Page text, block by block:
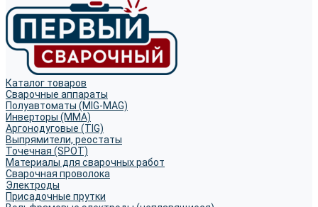
Каталог товаров
Сварочные аппараты
Полуавтоматы (MIG-MAG)
Инверторы (MMA)
Аргонодуговые (TIG)
Выпрямители, реостаты
Точечная (SPOT)
Материалы для сварочных работ
Сварочная проволока
Электроды
Присадочные прутки